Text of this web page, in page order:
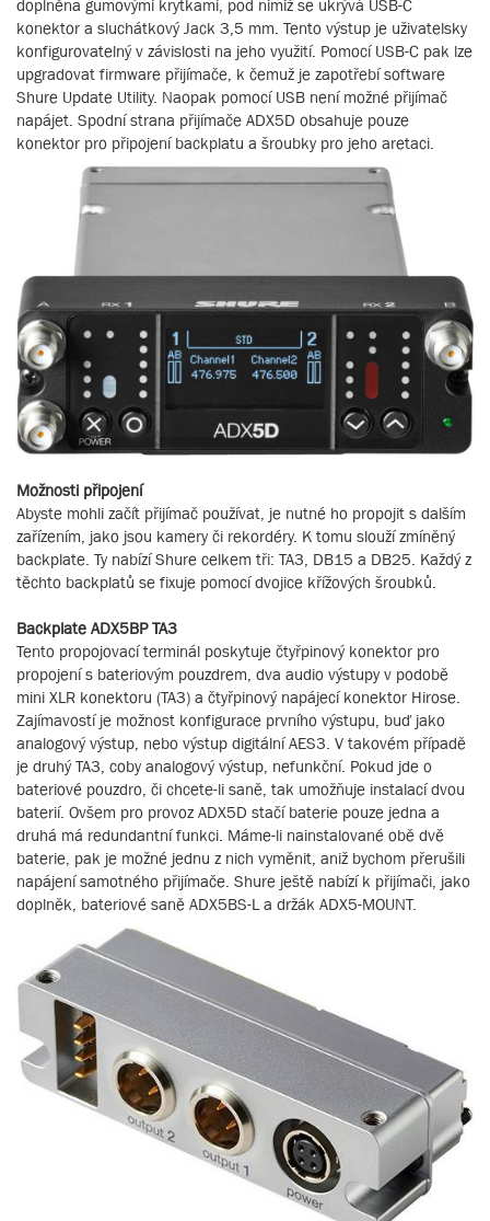
doplněna gumovými krytkami, pod nimiž se ukrývá USB-C
konektor a sluchátkový Jack 3,5 mm. Tento výstup je uživatelsky
konfigurovatelný v závislosti na jeho využití. Pomocí USB-C pak lze
upgradovat firmware přijímače, k čemuž je zapotřebí software
Shure Update Utility. Naopak pomocí USB není možné přijímač
napájet. Spodní strana přijímače ADX5D obsahuje pouze
konektor pro připojení backplatu a šroubky pro jeho aretaci.
Možnosti připojení
Abyste mohli začít přijímač používat, je nutné ho propojit s dalším
zařízením, jako jsou kamery či rekordéry. K tomu slouží zmíněný
backplate. Ty nabízí Shure celkem tři: TA3, DB15 a DB25. Každý z
těchto backplatů se fixuje pomocí dvojice křížových šroubků.
Backplate ADX5BP TA3
Tento propojovací terminál poskytuje čtyřpinový konektor pro
propojení s bateriovým pouzdrem, dva audio výstupy v podobě
mini XLR konektoru (TA3) a čtyřpinový napájecí konektor Hirose.
Zajímavostí je možnost konfigurace prvního výstupu, buď jako
analogový výstup, nebo výstup digitální AES3. V takovém případě
je druhý TA3, coby analogový výstup, nefunkční. Pokud jde o
bateriové pouzdro, či chcete-li saně, tak umožňuje instalací dvou
baterií. Ovšem pro provoz ADX5D stačí baterie pouze jedna a
druhá má redundantní funkci. Máme-li nainstalované obě dvě
baterie, pak je možné jednu z nich vyměnit, aniž bychom přerušili
napájení samotného přijímače. Shure ještě nabízí k přijímači, jako
doplněk, bateriové saně ADX5BS-L a držák ADX5-MOUNT.